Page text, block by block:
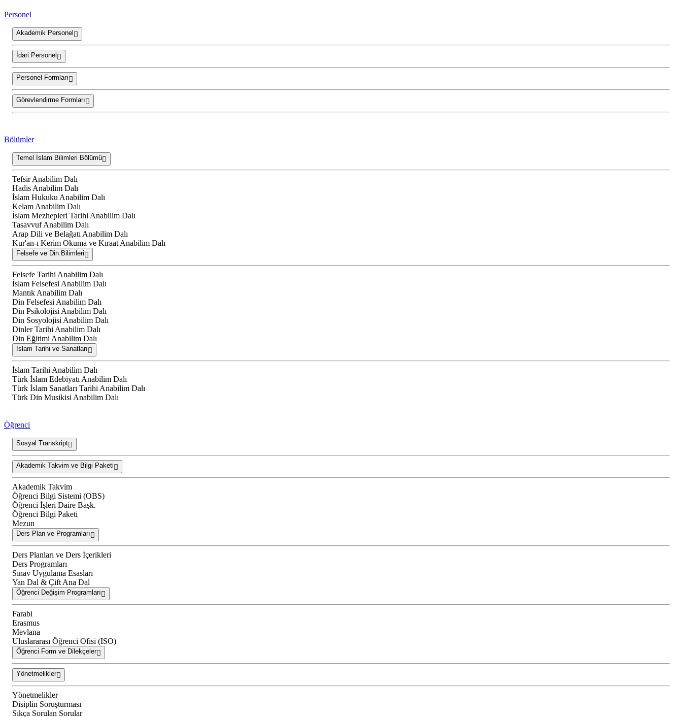
Personel
Akademik Personel
İdari Personel
Personel Formları
Görevlendirme Formları
Bölümler
Temel İslam Bilimleri Bölümü
Tefsir Anabilim Dalı
Hadis Anabilim Dalı
İslam Hukuku Anabilim Dalı
Kelam Anabilim Dalı
İslam Mezhepleri Tarihi Anabilim Dalı
Tasavvuf Anabilim Dalı
Arap Dili ve Belağatı Anabilim Dalı
Kur'an-ı Kerim Okuma ve Kıraat Anabilim Dalı
Felsefe ve Din Bilimleri
Felsefe Tarihi Anabilim Dalı
İslam Felsefesi Anabilim Dalı
Mantık Anabilim Dalı
Din Felsefesi Anabilim Dalı
Din Psikolojisi Anabilim Dalı
Din Sosyolojisi Anabilim Dalı
Dinler Tarihi Anabilim Dalı
Din Eğitimi Anabilim Dalı
İslam Tarihi ve Sanatları
İslam Tarihi Anabilim Dalı
Türk İslam Edebiyatı Anabilim Dalı
Türk İslam Sanatları Tarihi Anabilim Dalı
Türk Din Musikisi Anabilim Dalı
Öğrenci
Sosyal Transkript
Akademik Takvim ve Bilgi Paketi
Akademik Takvim
Öğrenci Bilgi Sistemi (OBS)
Öğrenci İşleri Daire Başk.
Öğrenci Bilgi Paketi
Mezun
Ders Plan ve Programları
Ders Planları ve Ders İçerikleri
Ders Programları
Sınav Uygulama Esasları
Yan Dal & Çift Ana Dal
Öğrenci Değişim Programları
Farabi
Erasmus
Mevlana
Uluslararası Öğrenci Ofisi (ISO)
Öğrenci Form ve Dilekçeler
Yönetmelikler
Yönetmelikler
Disiplin Soruşturması
Sıkça Sorulan Sorular